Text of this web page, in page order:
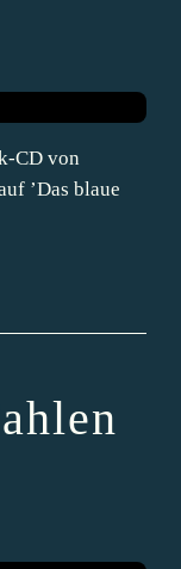
CD von
’Das blaue